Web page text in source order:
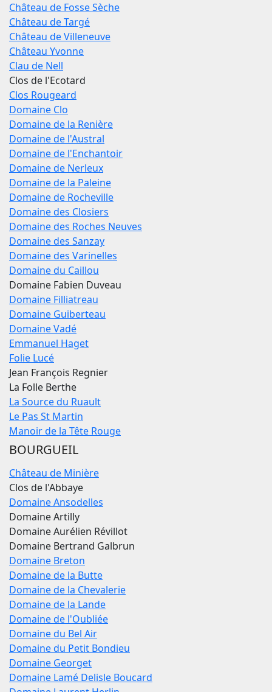
Château de Fosse Sèche
Château de Targé
Château de Villeneuve
Château Yvonne
Clau de Nell
Clos de l'Ecotard
Clos Rougeard
Domaine Clo
Domaine de la Renière
Domaine de l'Austral
Domaine de l'Enchantoir
Domaine de Nerleux
Domaine de la Paleine
Domaine de Rocheville
Domaine des Closiers
Domaine des Roches Neuves
Domaine des Sanzay
Domaine des Varinelles
Domaine du Caillou
Domaine Fabien Duveau
Domaine Filliatreau
Domaine Guiberteau
Domaine Vadé
Emmanuel Haget
Folie Lucé
Jean François Regnier
La Folle Berthe
La Source du Ruault
Le Pas St Martin
Manoir de la Tête Rouge
BOURGUEIL
Château de Minière
Clos de l'Abbaye
Domaine Ansodelles
Domaine Artilly
Domaine Aurélien Révillot
Domaine Bertrand Galbrun
Domaine Breton
Domaine de la Butte
Domaine de la Chevalerie
Domaine de la Lande
Domaine de l'Oubliée
Domaine du Bel Air
Domaine du Petit Bondieu
Domaine Georget
Domaine Lamé Delisle Boucard